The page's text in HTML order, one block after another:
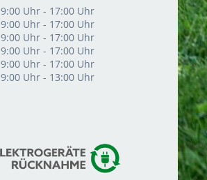
9:00 Uhr - 17:00 Uhr
9:00 Uhr - 17:00 Uhr
9:00 Uhr - 17:00 Uhr
9:00 Uhr - 17:00 Uhr
9:00 Uhr - 17:00 Uhr
9:00 Uhr - 13:00 Uhr